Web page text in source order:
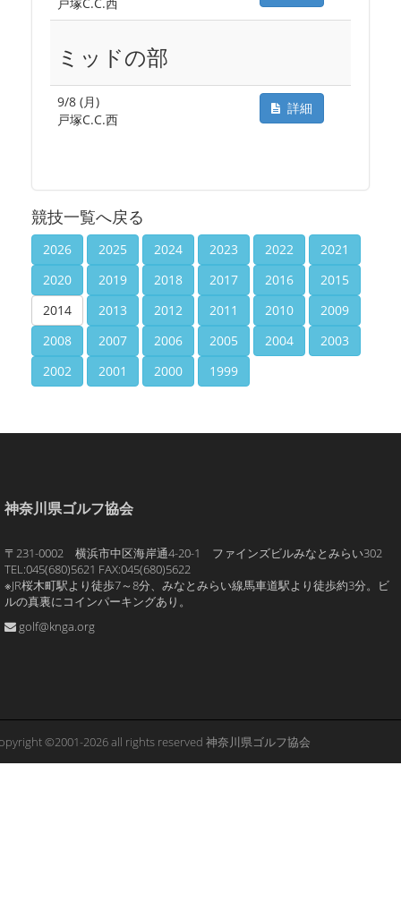
ミッドの部
9/8 (月)
戸塚C.C.西
詳細
競技一覧へ戻る
2026 2025 2024 2023 2022
2021
2020
2019 2018 2017 2016
2015
2014
2013 2012 2011 2010
2009
2008
2007 2006 2005 2004
2003
2002
2001 2000 1999
神奈川県ゴルフ協会
〒231-0002 横浜市中区海岸通4-20-1 ファインズビルみなとみらい302
TEL:045(680)5621 FAX:045(680)5622
※JR桜木町駅より徒歩7～8分、みなとみらい線馬車道駅より徒歩約3分。ビ
ルの真裏にコインパーキングあり。
golf@knga.org
©2001-2026 all rights reserved 神奈川県ゴルフ協会